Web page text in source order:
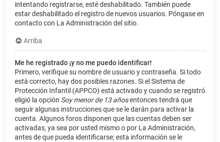
intentando registrarse, esté deshabilitado. También puede
estar deshabilitado el registro de nuevos usuarios. Póngase en
contacto con La Administración del sitio.
Arriba
Me he registrado ¡y no me puedo identificar!
Primero, verifique su nombre de usuario y contraseña. Si todo
está correcto, hay dos posibles razones. Si el Sistema de
Protección Infantil (APPCO) está activado y cuando se registró
eligió la opción Soy menor de 13 añosentonces tendrá que
seguir algunas instrucciones que se le darán para activar la
cuenta. Algunos foros disponen que las cuentas deben ser
activadas, ya sea por usted mismo o por La Administración,
antes de que pueda identificarse; esta información se le